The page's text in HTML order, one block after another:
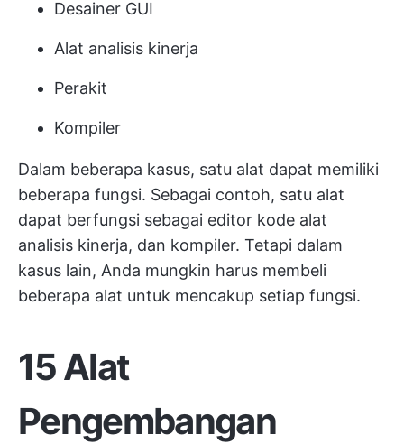
Desainer GUI
Alat analisis kinerja
Perakit
Kompiler
Dalam beberapa kasus, satu alat dapat memiliki
beberapa fungsi. Sebagai contoh, satu alat
dapat berfungsi sebagai editor kode alat
analisis kinerja, dan kompiler. Tetapi dalam
kasus lain, Anda mungkin harus membeli
beberapa alat untuk mencakup setiap fungsi.
15 Alat
Pengembangan